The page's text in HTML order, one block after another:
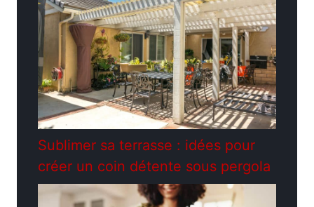
Sublimer sa terrasse : idées pour
créer un coin détente sous pergola